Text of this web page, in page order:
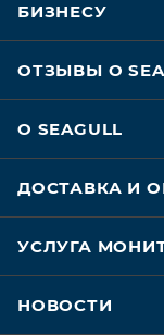
БИЗНЕСУ
ОТЗЫВЫ О
О SEAGULL
ДОСТАВКА И
УСЛУГА
НОВОСТИ